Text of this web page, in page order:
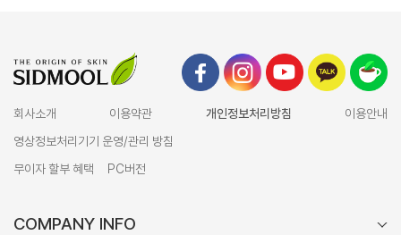
회사소개 이용약관 개인정보처리방침
이용안내
영상정보처리기기 운영/관리 방침
무이자 할부 혜택
PC버전
COMPANY INFO